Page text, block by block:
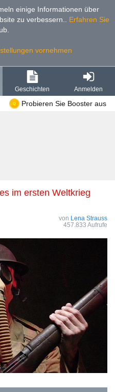
einige Informationen über
zu verbessern.
Erfahren Sie
vornehmen
Geschichten Anmelden
Probieren Sie Booster aus
von Lena Strauss
457.833 Aufrufe